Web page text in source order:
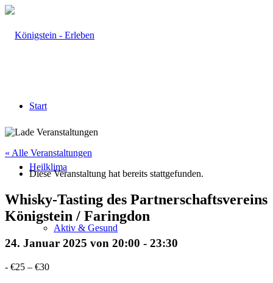
Start
Heilklima
Aktiv & Gesund
« Alle Veranstaltungen
Diese Veranstaltung hat bereits stattgefunden.
Whisky-Tasting des Partnerschaftsvereins
Königstein / Faringdon
24. Januar 2025 von 20:00 - 23:30
- €25 – €30